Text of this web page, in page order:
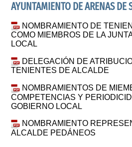
AYUNTAMIENTO DE ARENAS DE
NOMBRAMIENTO DE
COMO MIEMBROS DE LA
LOCAL
DELEGACIÓN DE
TENIENTES DE ALCALDE
NOMBRAMIENTOS DE
COMPETENCIAS Y
GOBIERNO LOCAL
NOMBRAMIENTO
ALCALDE PEDÁNEOS